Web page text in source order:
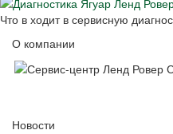
Что в ходит в сервисную
О компании
Новости